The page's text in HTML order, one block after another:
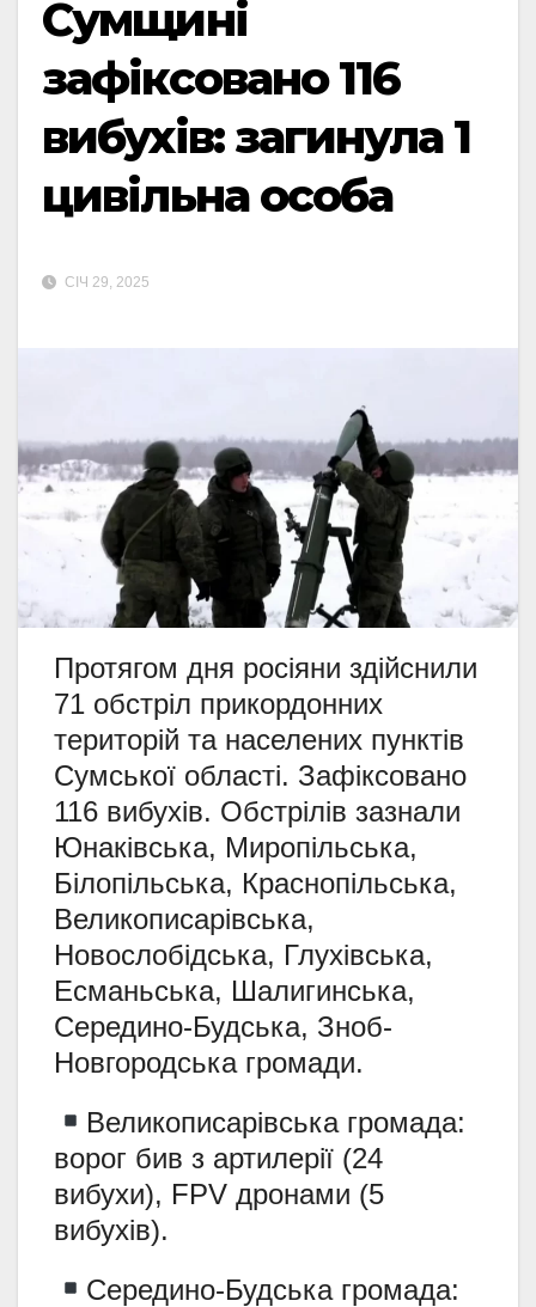
Сумщині
зафіксовано 116
вибухів: загинула 1
цивільна особа
СІЧ 29, 2025
Протягом дня росіяни здійснили
71 обстріл прикордонних
територій та населених пунктів
Сумської області. Зафіксовано
116 вибухів. Обстрілів зазнали
Юнаківська, Миропільська,
Білопільська, Краснопільська,
Великописарівська,
Новослобідська, Глухівська,
Есманьська, Шалигинська,
Середино-Будська, Зноб-
Новгородська громади.
Великописарівська громада:
ворог бив з артилерії (24
вибухи), FPV дронами (5
вибухів).
Середино-Будська громада: